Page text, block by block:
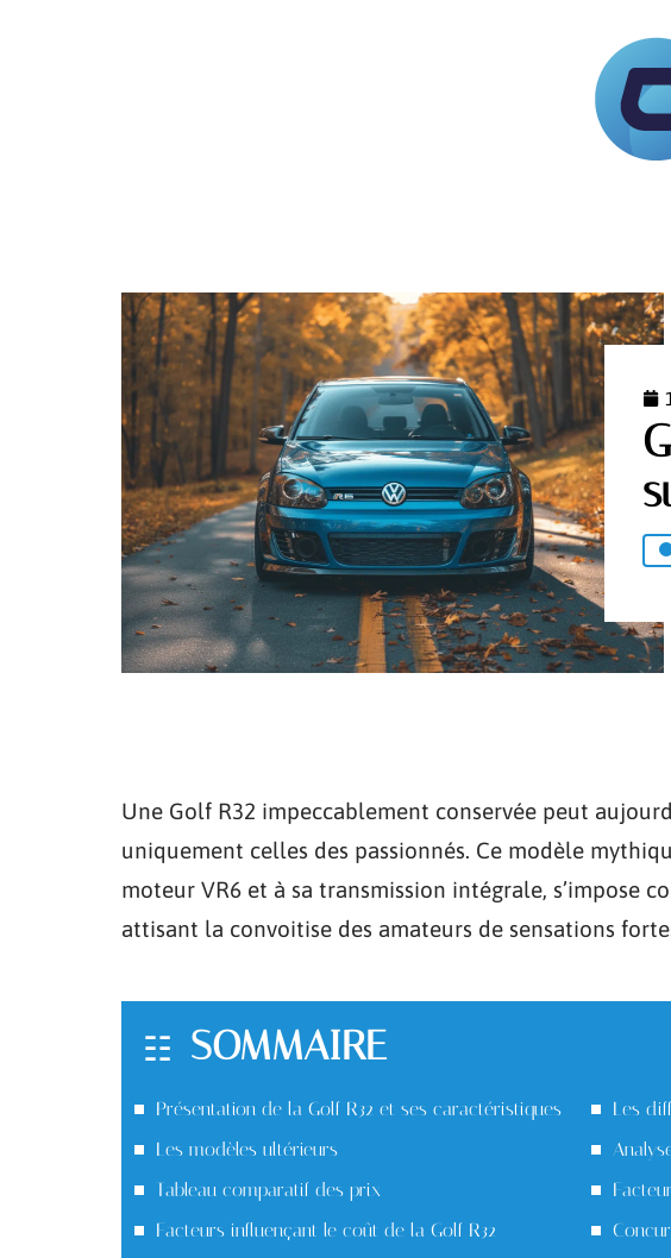
Une Golf R32 impeccablement conservée peut
uniquement celles des passionnés. Ce modèle
moteur VR6 et à sa transmission intégrale, s’impose
attisant la convoitise des amateurs de sensations
SOMMAIRE
Présentation de la Golf R32 et ses caractéristiques
Les
Les modèles ultérieurs
Tableau comparatif des prix
Facteurs influençant le coût de la Golf R32